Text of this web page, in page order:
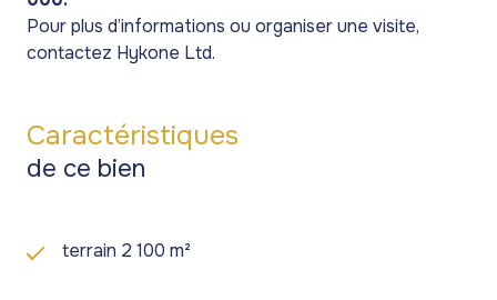
Pour plus d’informations ou organiser une visite,
contactez Hykone Ltd.
Caractéristiques
de ce bien
terrain 2 100 m²